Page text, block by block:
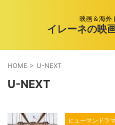
映画＆海外
イレーネの映
HOME > U-NEXT
U-NEXT
ヒューマンドラ